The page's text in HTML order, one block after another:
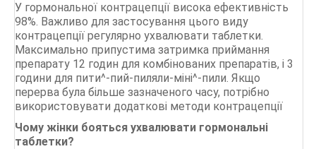
У гормональної контрацепції висока ефективність
98%. Важливо для застосування цього виду
контрацепції регулярно ухвалювати таблетки.
Максимально припустима затримка приймання
препарату 12 годин для комбінованих препаратів, і 3
години для пити^-пий-пиляли-міні^-пили. Якщо
перерва була більше зазначеного часу, потрібно
використовувати додаткові методи контрацепції
Чому жінки бояться ухвалювати гормональні
таблетки?